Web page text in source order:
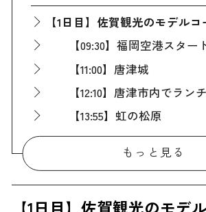
【1日目】佐賀観光のモデルコ
【09:30】福岡空港スター
【11:00】唐津城
【12:10】唐津市内でランチ
【13:55】虹の松原
【16:00】武雄温泉
【18:00】武雄温泉の宿
【19:30】武雄温泉の宿で
もっと見る
【1日目】佐賀観光のモデ